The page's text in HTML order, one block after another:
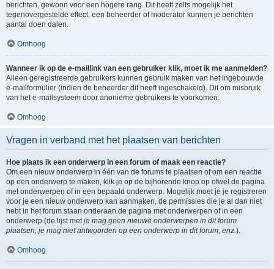
berichten, gewoon voor een hogere rang. Dit heeft zelfs mogelijk het
tegenovergestelde effect, een beheerder of moderator kunnen je berichten
aantal doen dalen.
Omhoog
Wanneer ik op de e-maillink van een gebruiker klik, moet ik me aanmelden?
Alleen geregistreerde gebruikers kunnen gebruik maken van het ingebouwde
e-mailformulier (indien de beheerder dit heeft ingeschakeld). Dit om misbruik
van het e-mailsysteem door anonieme gebruikers te voorkomen.
Omhoog
Vragen in verband met het plaatsen van berichten
Hoe plaats ik een onderwerp in een forum of maak een reactie?
Om een nieuw onderwerp in één van de forums te plaatsen of om een reactie
op een onderwerp te maken, klik je op de bijhorende knop op ofwel de pagina
met onderwerpen of in een bepaald onderwerp. Mogelijk moet je je registreren
voor je een nieuw onderwerp kan aanmaken, de permissies die je al dan niet
hebt in het forum staan onderaan de pagina met onderwerpen of in een
onderwerp (de lijst metje mag geen nieuwe onderwerpen in dit forum
plaatsen, je mag niet antwoorden op een onderwerp in dit forum, enz.).
Omhoog